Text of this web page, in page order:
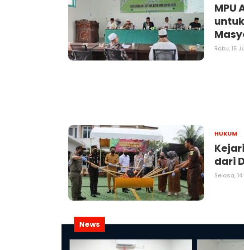
MPU
Rabu, 15
HUKUM
dari
Selasa,
News